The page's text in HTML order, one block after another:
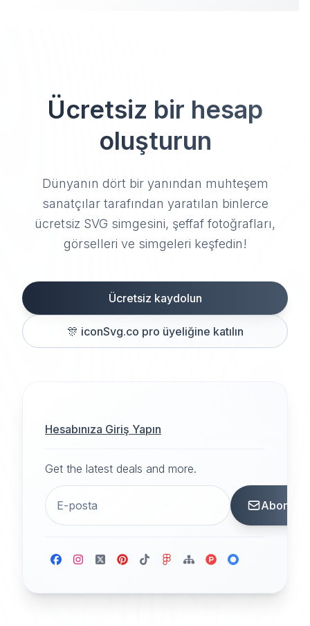
Ücretsiz bir hesap
oluşturun
Dünyanın dört bir yanından muhteşem
sanatçılar tarafından yaratılan binlerce
ücretsiz SVG simgesini, şeffaf fotoğrafları,
görselleri ve simgeleri keşfedin!
Ücretsiz kaydolun
🎊 iconSvg.co pro üyeliğine katılın
Hesabınıza Giriş Yapın
Get the latest deals and more.
Abone